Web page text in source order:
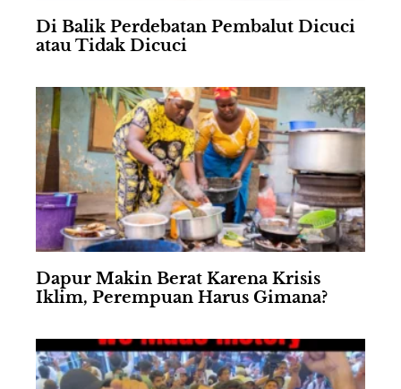
Di Balik Perdebatan Pembalut Dicuci
atau Tidak Dicuci
Dapur Makin Berat Karena Krisis
Iklim, Perempuan Harus Gimana?